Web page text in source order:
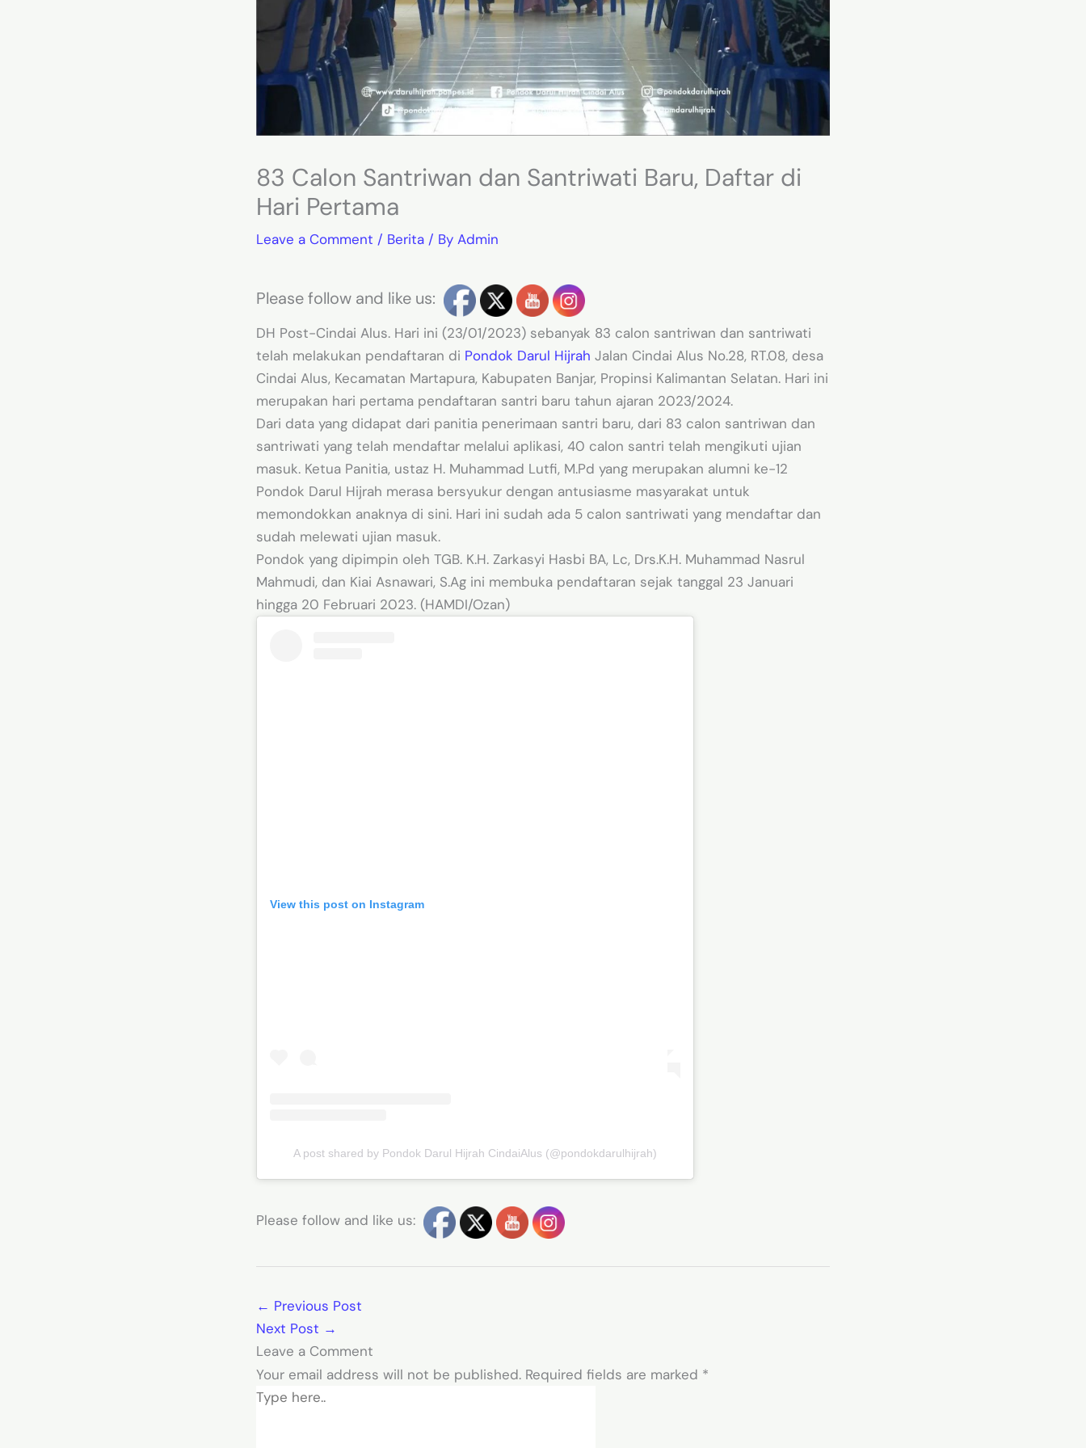
83 Calon Santriwan dan Santriwati Baru, Daftar di
Hari Pertama
Leave a Comment / Berita / By Admin
Please follow and like us:
DH Post-Cindai Alus. Hari ini (23/01/2023) sebanyak 83 calon santriwan dan santriwati
telah melakukan pendaftaran di Pondok Darul Hijrah Jalan Cindai Alus No.28, RT.08, desa
Cindai Alus, Kecamatan Martapura, Kabupaten Banjar, Propinsi Kalimantan Selatan. Hari ini
merupakan hari pertama pendaftaran santri baru tahun ajaran 2023/2024.
Dari data yang didapat dari panitia penerimaan santri baru, dari 83 calon santriwan dan
santriwati yang telah mendaftar melalui aplikasi, 40 calon santri telah mengikuti ujian
masuk. Ketua Panitia, ustaz H. Muhammad Lutfi, M.Pd yang merupakan alumni ke-12
Pondok Darul Hijrah merasa bersyukur dengan antusiasme masyarakat untuk
memondokkan anaknya di sini. Hari ini sudah ada 5 calon santriwati yang mendaftar dan
sudah melewati ujian masuk.
Pondok yang dipimpin oleh TGB. K.H. Zarkasyi Hasbi BA, Lc, Drs.K.H. Muhammad Nasrul
Mahmudi, dan Kiai Asnawari, S.Ag ini membuka pendaftaran sejak tanggal 23 Januari
hingga 20 Februari 2023. (HAMDI/Ozan)
View this post on Instagram
A post shared by Pondok Darul Hijrah CindaiAlus (@pondokdarulhijrah)
Please follow and like us:
← Previous Post
Next Post →
Leave a Comment
Your email address will not be published. Required fields are marked *